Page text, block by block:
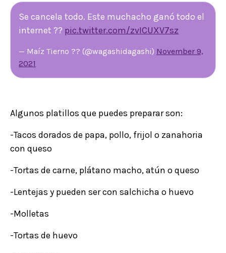
Se cancela todo. Este muchacho ganó todo el
internet ?? pic.twitter.com/zvICUXV7sz
— Maíz Tierno ?? (@wagashidagashi) November 9,
2021
Algunos platillos que puedes preparar son:
-Tacos dorados de papa, pollo, frijol o zanahoria
con queso
-Tortas de carne, plátano macho, atún o queso
-Lentejas y pueden ser con salchicha o huevo
-Molletas
-Tortas de huevo